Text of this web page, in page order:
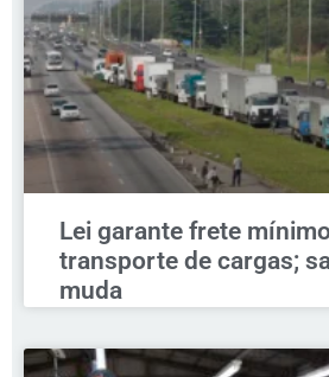
Lei garante frete
transporte de cargas;
muda